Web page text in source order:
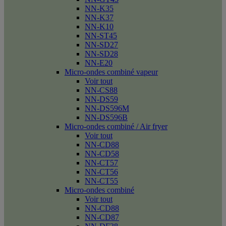
NN-K35
NN-K37
NN-K10
NN-ST45
NN-SD27
NN-SD28
NN-E20
Micro-ondes combiné vapeur
Voir tout
NN-CS88
NN-DS59
NN-DS596M
NN-DS596B
Micro-ondes combiné / Air fryer
Voir tout
NN-CD88
NN-CD58
NN-CT57
NN-CT56
NN-CT55
Micro-ondes combiné
Voir tout
NN-CD88
NN-CD87